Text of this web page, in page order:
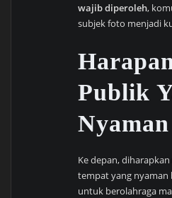
wajib diperoleh,
subjek foto menjadi
Publik
Nyaman
Ke depan,
tempat yang nyaman
untuk berolahraga